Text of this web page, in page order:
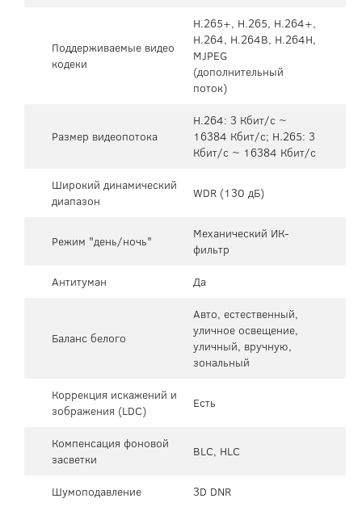
Поддерживаемые видео
кодеки
H.265+, H.265, H.264+,
H.264, H.264B, H.264H,
MJPEG
(дополнительный
поток)
Размер видеопотока
H.264: 3 Кбит/с ~
16384 Кбит/с; H.265: 3
Кбит/с ~ 16384 Кбит/с
Широкий динамический
диапазон
WDR (130 дБ)
Режим "день/ночь"
Механический ИК-
фильтр
Антитуман
Да
Баланс белого
Авто, естественный,
уличное освещение,
уличный, вручную,
зональный
Коррекция искажений и
зображения (LDC)
Есть
Компенсация фоновой
засветки
BLC, HLC
Шумоподавление 3D DNR